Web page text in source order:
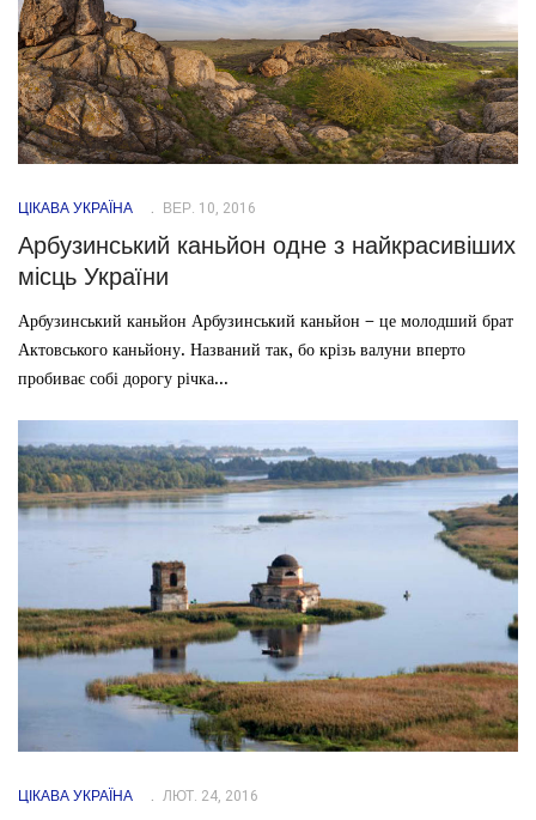
ЦІКАВА УКРАЇНА ВЕР. 10, 2016
Арбузинський каньйон одне з найкрасивіших
місць України
Арбузинський каньйон Арбузинський каньйон – це молодший брат
Актовського каньйону. Названий так, бо крізь валуни вперто
пробиває собі дорогу річка...
ЦІКАВА УКРАЇНА ЛЮТ. 24, 2016